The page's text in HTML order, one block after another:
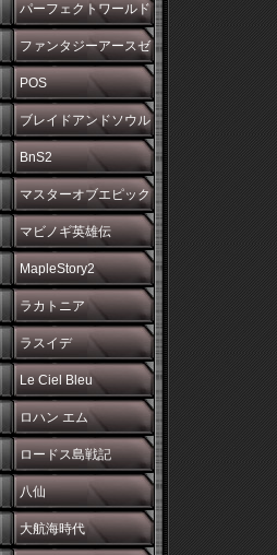
パーフェクトワールド
ファンタジーアースゼ
ロ
POS
ブレイドアンドソウル
BnS2
マスターオブエピック
マビノギ英雄伝
MapleStory2
ラカトニア
ラスイデ
Le Ciel Bleu
ロハン エム
ロードス島戦記
八仙
大航海時代